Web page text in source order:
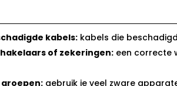
kabels: kabels die
of zekeringen: een correcte
gebruik je veel zware